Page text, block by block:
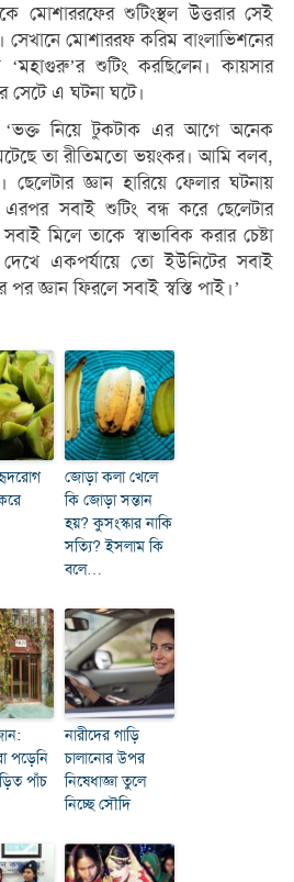
মোশাররফের শুটিংস্থল উত্তরার সেই
সেখানে মোশাররফ করিম বাংলাভিশনের
‘মহাগুরু’র শুটিং করছিলেন। কায়সার
সেটে এ ঘটনা ঘটে।
নিয়ে টুকটাক এর আগে অনেক
তা রীতিমতো ভয়ংকর। আমি বলব,
জ্ঞান হারিয়ে ফেলার ঘটনায়
সবাই শুটিং বন্ধ করে ছেলেটার
মিলে তাকে স্বাভাবিক করার চেষ্টা
দেখে একপর্যায়ে তো ইউনিটের সবাই
পর জ্ঞান ফিরলে সবাই স্বস্তি পাই।’
জোড়া কলা খেলে
কি জোড়া সন্তান
হয়? কুসংস্কার নাকি
সত্যি? ইসলাম কি
বলে…
পড়েনি
পাঁচ
নারীদের গাড়ি
চালানোর উপর
নিষেধাজ্ঞা তুলে
নিচ্ছে সৌদি